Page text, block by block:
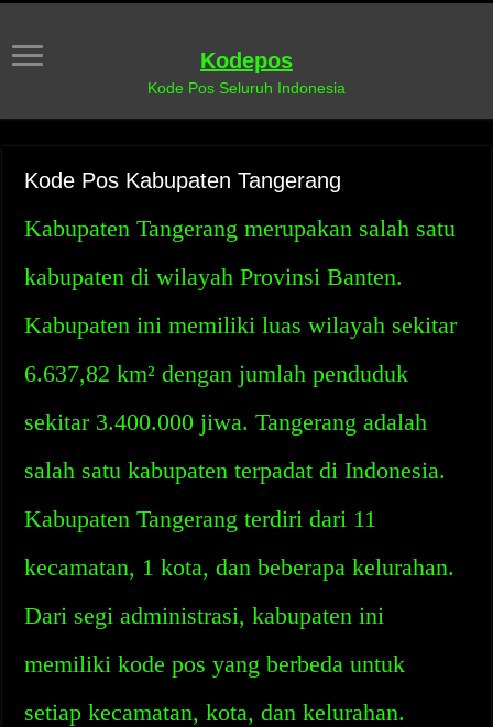
Kodepos
Kode Pos Seluruh Indonesia
Kode Pos Kabupaten Tangerang
Kabupaten Tangerang merupakan salah satu
kabupaten di wilayah Provinsi Banten.
Kabupaten ini memiliki luas wilayah sekitar
6.637,82 km² dengan jumlah penduduk
sekitar 3.400.000 jiwa. Tangerang adalah
salah satu kabupaten terpadat di Indonesia.
Kabupaten Tangerang terdiri dari 11
kecamatan, 1 kota, dan beberapa kelurahan.
Dari segi administrasi, kabupaten ini
memiliki kode pos yang berbeda untuk
setiap kecamatan, kota, dan kelurahan.